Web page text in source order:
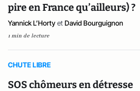
pire en France qu’ailleurs) ?
Yannick L’Horty et David Bourguignon
1 min de lecture
CHUTE LIBRE
SOS chômeurs en détresse